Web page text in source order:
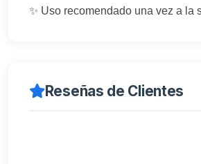
✨ Uso recomendado una vez a la
Reseñas de Clientes